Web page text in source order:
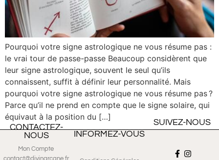
Pourquoi votre signe astrologique ne vous résume pas :
le vrai tour de passe-passe Beaucoup considèrent que
leur signe astrologique, souvent le seul qu’ils
connaissent, suffit à définir leur personnalité. Mais
pourquoi votre signe astrologique ne vous résume pas ?
Parce qu’il ne prend en compte que le signe solaire, qui
équivaut à la position du […]
CONTACTEZ-
NOUS
Mon Compte
contact@divinarcane.fr
INFORMEZ-VOUS
SUIVEZ-NOUS